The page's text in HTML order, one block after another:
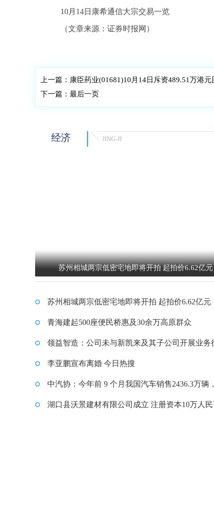
10月14日康希通信大宗交易一览
（文章来源：证券时报网）
上一篇： 康臣药业(01681)10月14日斥资489.51万港元
下一篇： 最后一页
经济 JING-JI
苏州相城两宗低密宅地即将开拍 起拍价6.62亿元
苏州相城两宗低密宅地即将开拍 起拍价6.62亿元
青海建起500座便民桥惠及30余万高原群众
领益智造：公司未与新凯来及其子公司开展业务
李亚鹏宣布离婚 今日热搜
中汽协：今年前 9 个月我国汽车销售2436.3万辆
增长12.9% 天天资讯
湖口县沃景建材有限公司成立 注册资本10万人民